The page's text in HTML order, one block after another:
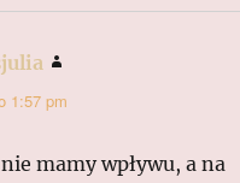
1:57 pm
mamy wpływu, a na